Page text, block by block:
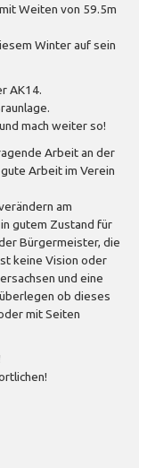
Weiten von 59.5m
Winter auf sein
AK14.
mach weiter so!
Arbeit an der
Arbeit im Verein
am
gutem Zustand für
Bürgermeister, die
keine Vision oder
und eine
ob dieses
mit Seiten